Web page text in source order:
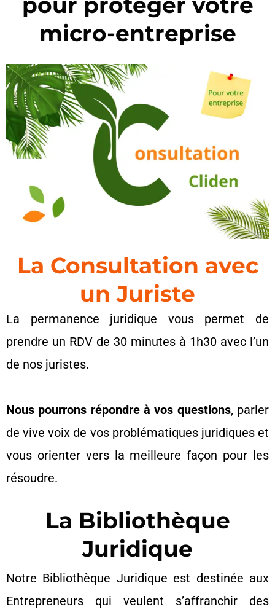
micro-entreprise
La Consultation avec
un Juriste
La permanence juridique vous permet de
prendre un RDV de 30 minutes à 1h30 avec l’un
de nos juristes.
Nous pourrons répondre à vos questions, parler
de vive voix de vos problématiques juridiques et
vous orienter vers la meilleure façon pour les
résoudre.
La Bibliothèque
Juridique
Notre Bibliothèque Juridique est destinée aux
Entrepreneurs qui veulent s’affranchir des